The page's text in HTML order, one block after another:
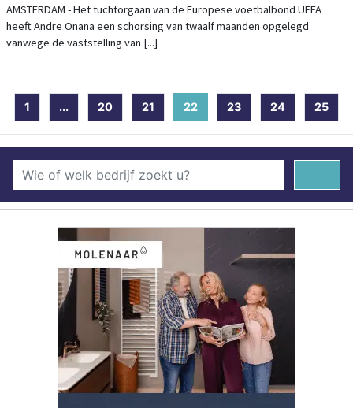
AMSTERDAM - Het tuchtorgaan van de Europese voetbalbond UEFA
heeft Andre Onana een schorsing van twaalf maanden opgelegd
vanwege de vaststelling van [...]
1 ... 20 21 22 (current)
23 24 25